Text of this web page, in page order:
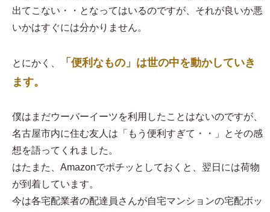
出てこない・・となってはいるのですが、それが良いか悪
いかはすぐには分かりません。
とにかく、
「便利なもの」は世の中を動かしていき
ます。
僕はまだウーバーイーツを利用したことはないのですが、
名古屋市内に住む友人は「もう便利すぎて・・」とその感
想を語ってくれました。
はたまた、Amazonでポチッとしておくと、翌日には荷物
が到着しています。
今は各宅配業者の配達員さんが自宅マンションの宅配ボッ